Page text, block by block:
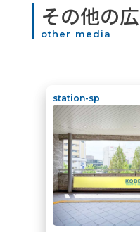
その他の
other media
station-sp